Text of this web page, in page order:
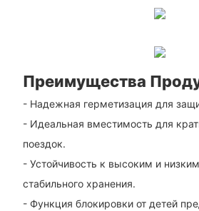
Преимущества
- Надежная герметизация для
- Идеальная вместимость для
поездок.
- Устойчивость к высоким и
стабильного хранения.
- Функция блокировки от детей